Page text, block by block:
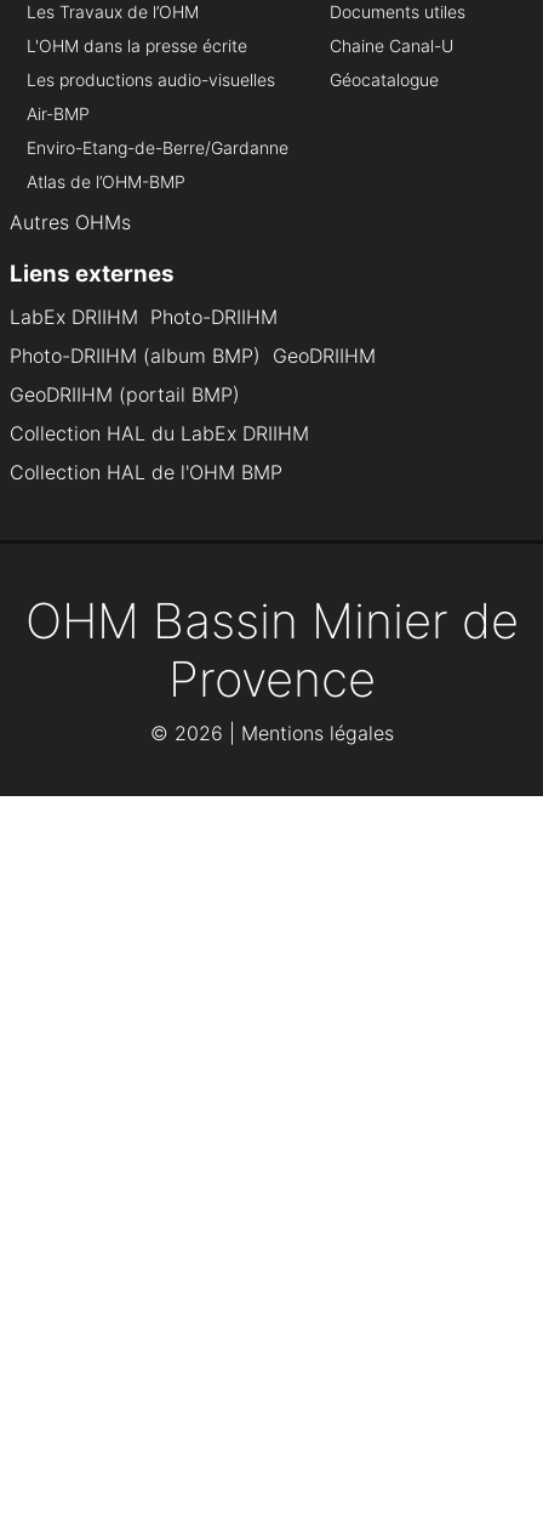
Les Travaux de l’OHM
L'OHM dans la presse écrite
Les productions audio-visuelles
Air-BMP
Enviro-Etang-de-Berre/Gardanne
Atlas de l’OHM-BMP
Documents utiles
Chaine Canal-U
Géocatalogue
Autres OHMs
Liens externes
LabEx DRIIHM Photo-DRIIHM
Photo-DRIIHM (album BMP)
GeoDRIIHM
GeoDRIIHM (portail BMP)
Collection HAL du LabEx DRIIHM
Collection HAL de l'OHM BMP
OHM Bassin Minier de
Provence
© 2026 | Mentions légales